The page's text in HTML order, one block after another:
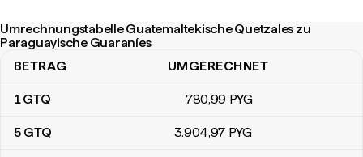
Umrechnungstabelle Guatemaltekische Quetzales zu
Paraguayische Guaraníes
Umrechnungstabelle Guatemaltekische Quetzales zu
BETRAG UMGERECHNET
1GTQ 780,99 PYG
5 GTQ 3.904,97 PYG